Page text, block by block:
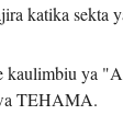
katika
kaulimbiu ya
TEHAMA.